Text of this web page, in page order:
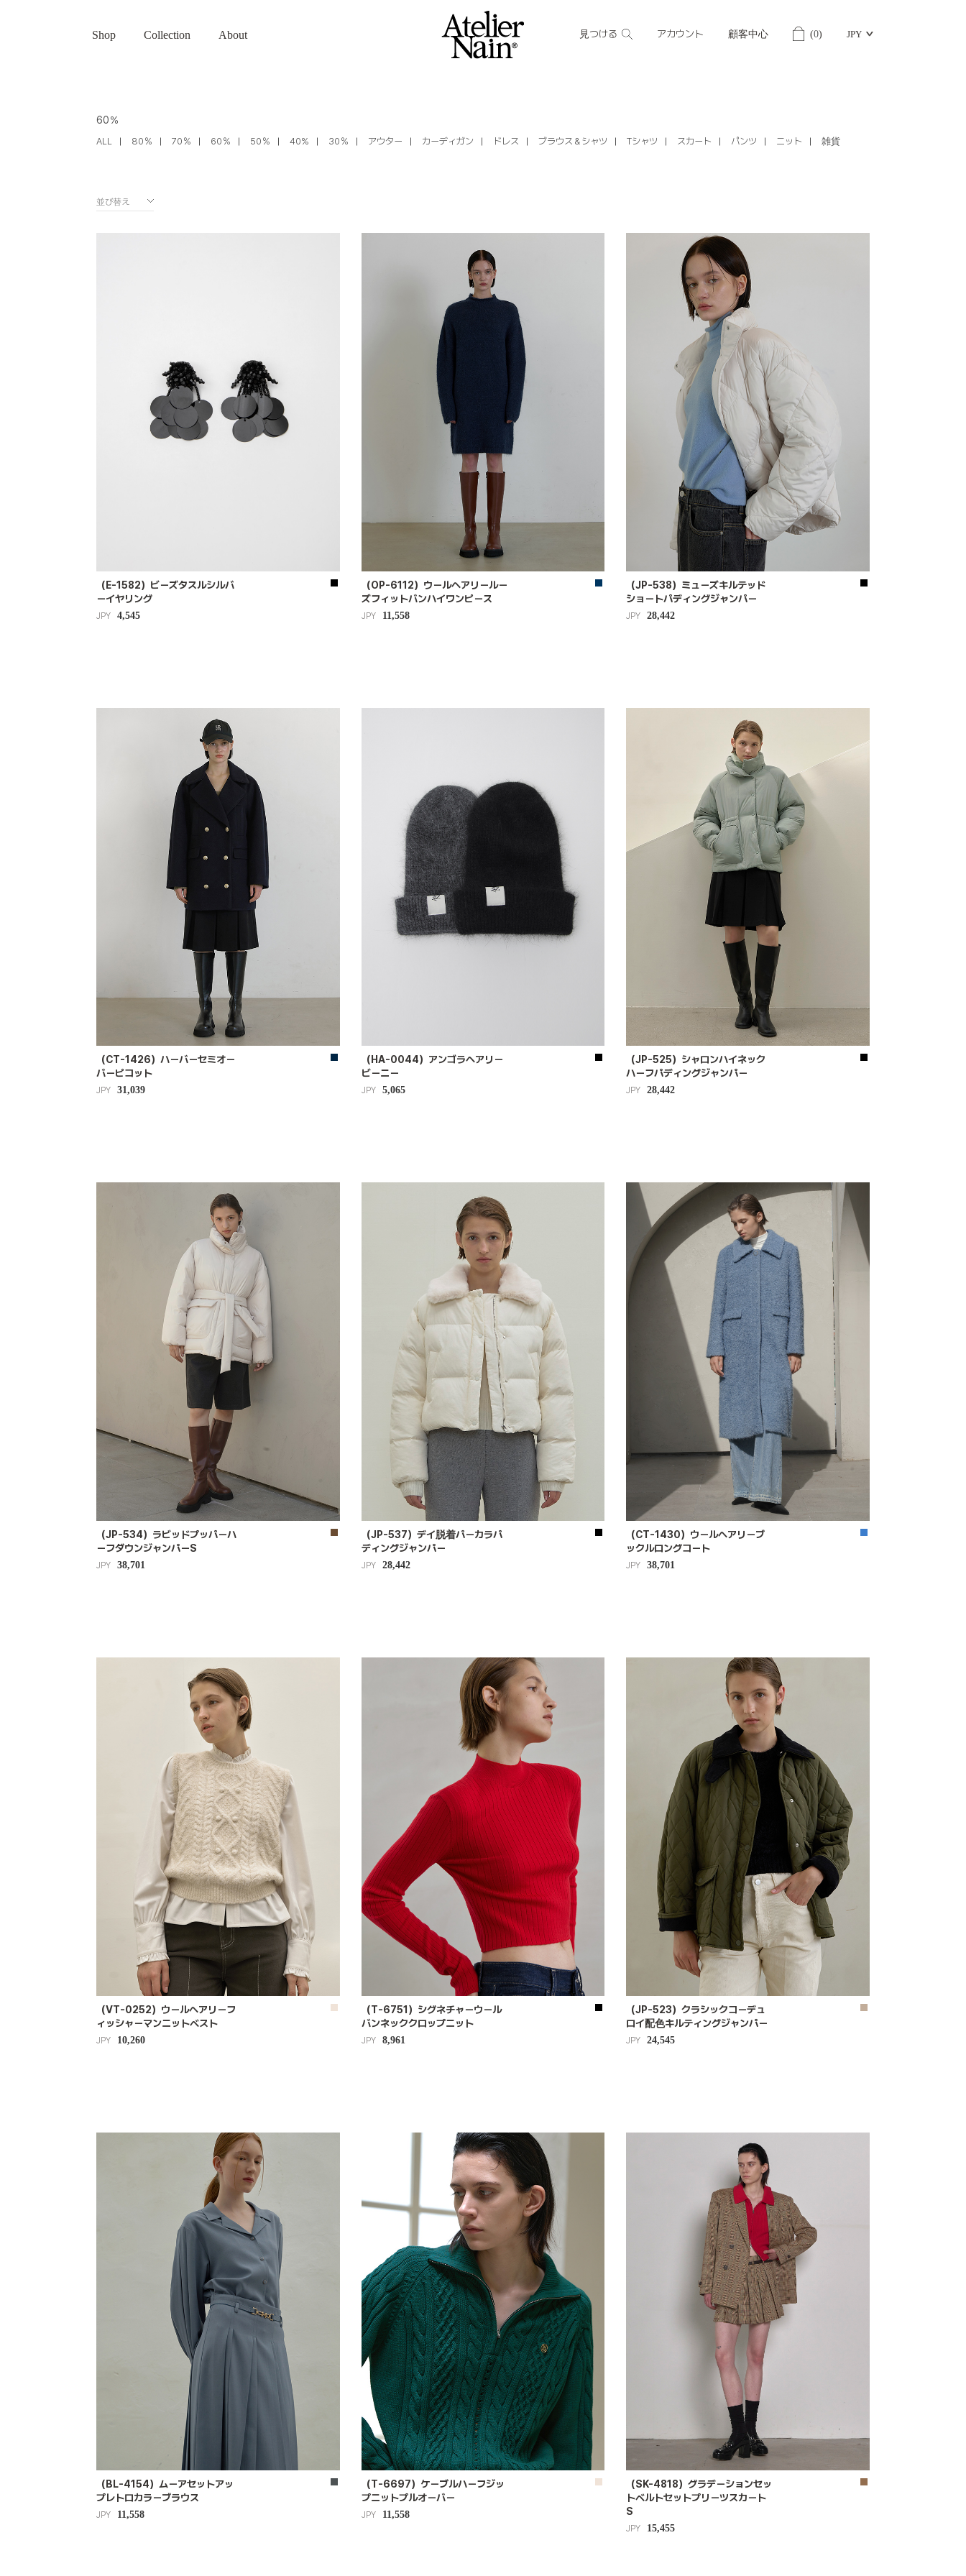
Shop Collection About 見つける アカウント 顧客中心 (0) JPY
60％
ALL 80％ 70％ 60％ 50％ 40% 30％ アウター カーディガン ドレス ブラウス＆シャツ Tシャツ スカート パンツ ニット 雑貨
並び替え
（E-1582）ビーズタスルシルバ
ーイヤリング
JPY 4,545
（OP-6112）ウールヘアリールー
ズフィットバンハイワンピース
JPY 11,558
（JP-538）ミューズキルテッド
ショートパディングジャンパー
JPY 28,442
（CT-1426）ハーバーセミオー
バーピコット
JPY 31,039
（HA-0044）アンゴラヘアリー
ビーニー
JPY 5,065
（JP-525）シャロンハイネック
ハーフパディングジャンパー
JPY 28,442
（JP-534）ラビッドプッパーハ
ーフダウンジャンパーS
JPY 38,701
（JP-537）デイ脱着パーカラパ
ディングジャンパー
JPY 28,442
（CT-1430）ウールヘアリーブ
ックルロングコート
JPY 38,701
（VT-0252）ウールヘアリーフ
ィッシャーマンニットベスト
JPY 10,260
（T-6751）シグネチャーウール
バンネッククロップニット
JPY 8,961
（JP-523）クラシックコーデュ
ロイ配色キルティングジャンパー
JPY 24,545
（BL-4154）ムーアセットアッ
プレトロカラーブラウス
JPY 11,558
（T-6697）ケーブルハーフジッ
プニットプルオーバー
JPY 11,558
（SK-4818）グラデーションセッ
トベルトセットプリーツスカート
S
JPY 15,455